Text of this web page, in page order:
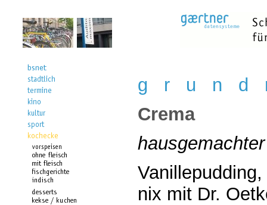
g r u n d
Crema
nix mit Dr.